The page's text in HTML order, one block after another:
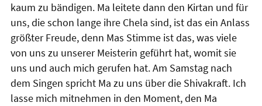
kaum zu bändigen. Ma leitete dann den Kirtan und für
uns, die schon lange ihre Chela sind, ist das ein Anlass
größter Freude, denn Mas Stimme ist das, was viele
von uns zu unserer Meisterin geführt hat, womit sie
uns und auch mich gerufen hat. Am Samstag nach
dem Singen spricht Ma zu uns über die Shivakraft. Ich
lasse mich mitnehmen in den Moment, den Ma